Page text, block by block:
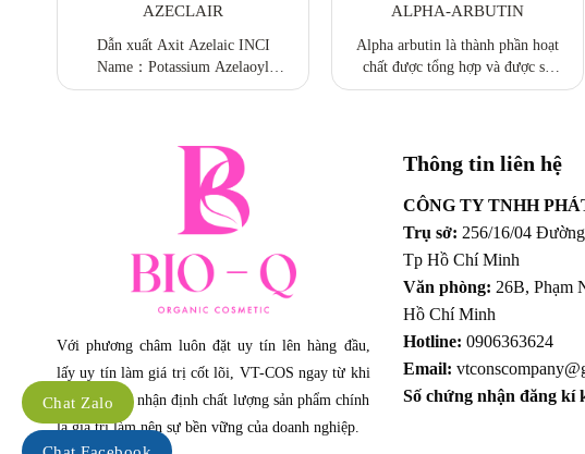
AZECLAIR
Dẫn xuất Axit Azelaic INCI
Name：Potassium Azelaoyl
Diglycinate Kiểm soát dầu & làm
định ở pH 5~11)  Tương thích
tốt với các thành phần mỹ phẩm
 Không gây kích ứng da và
niêm mạc
ALPHA-ARBUTIN
Alpha arbutin là thành phần hoạt
chất được tổng hợp và được sử
dụng khá phổ biến trong quá
với da nhạy cảm.
Với phương châm luôn đặt uy tín lên hàng đầu,
lấy uy tín làm giá trị cốt lõi, VT-COS ngay từ khi
thành lập đã nhận định chất lượng sản phẩm chính
là giá trị làm nên sự bền vững của doanh nghiệp.
Thông tin liên hệ
CÔNG TY TNHH
Trụ sở: 256/16/04
Tp Hồ Chí Minh
Văn phòng: 26B, Phạm
Hồ Chí Minh
Hotline: 0906363624
Email:
Số chứng nhận đăng kí
Chat Zalo